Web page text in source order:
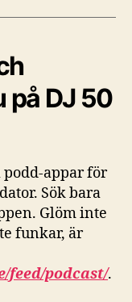
på DJ 50
podd-appar för
Sök bara
Glöm inte
funkar, är
feed/podcast/.